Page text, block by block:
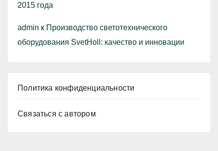
2015 года
admin к Производство светотехнического
оборудования SvetHoll: качество и инновации
Политика конфиденциальности
Связаться с автором